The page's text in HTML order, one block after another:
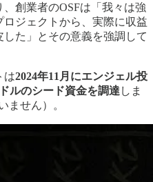
、創業者のOSFは「我々は強
ジェクトから、実際に収益
た」とその意義を強調して
は2024年11月にエンジェル投
ルのシード資金を調達 しま
ません）。